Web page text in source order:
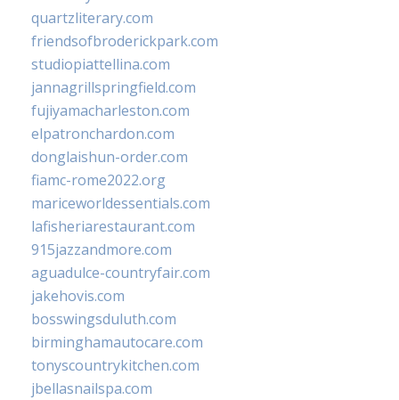
quartzliterary.com
friendsofbroderickpark.com
studiopiattellina.com
jannagrillspringfield.com
fujiyamacharleston.com
elpatronchardon.com
donglaishun-order.com
fiamc-rome2022.org
mariceworldessentials.com
lafisheriarestaurant.com
915jazzandmore.com
aguadulce-countryfair.com
jakehovis.com
bosswingsduluth.com
birminghamautocare.com
tonyscountrykitchen.com
jbellasnailspa.com